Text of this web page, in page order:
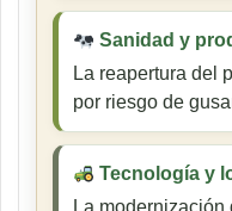
Sanidad y
La reapertura del
por riesgo de
Tecnología y